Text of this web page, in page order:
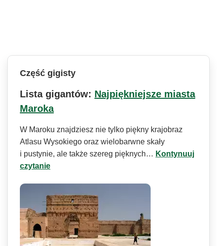
Część gigisty
Lista gigantów: Najpiękniejsze miasta
Maroka
W Maroku znajdziesz nie tylko piękny krajobraz
Atlasu Wysokiego oraz wielobarwne skały
i pustynie, ale także szereg pięknych… Kontynuuj
czytanie